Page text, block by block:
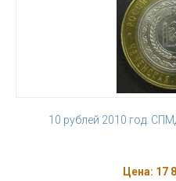
10 рублей 2010 год.
Цена: 17